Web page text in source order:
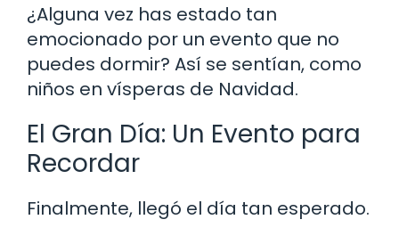
¿Alguna vez has estado tan
emocionado por un evento que no
puedes dormir? Así se sentían, como
niños en vísperas de Navidad.
El Gran Día: Un Evento para
Recordar
Finalmente, llegó el día tan esperado.